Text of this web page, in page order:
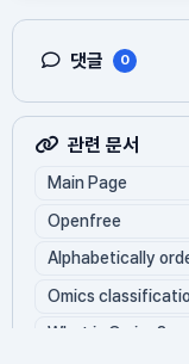
댓글 0
관련 문서
Main Page
Openfree
Alphabetically
Omics
What is Oming?